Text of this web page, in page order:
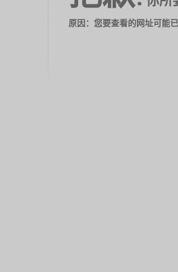
原因：您要查看的网址可能